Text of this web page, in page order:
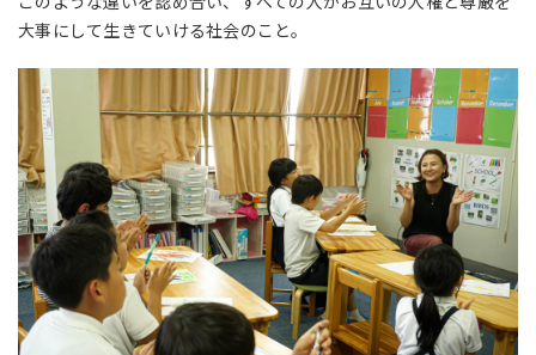
大事にして生きていける社会のこと。